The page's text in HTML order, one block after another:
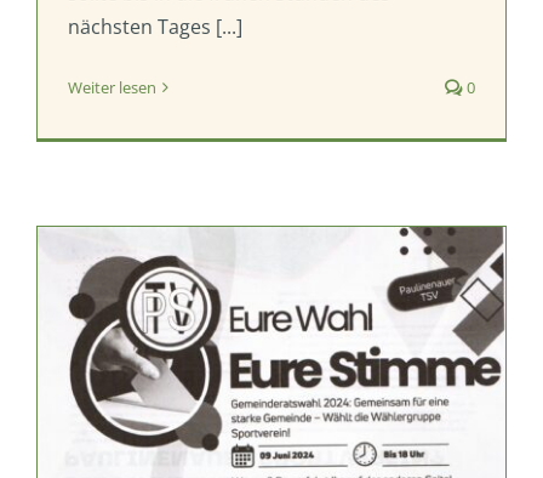
nächsten Tages [...]
Weiter lesen 0